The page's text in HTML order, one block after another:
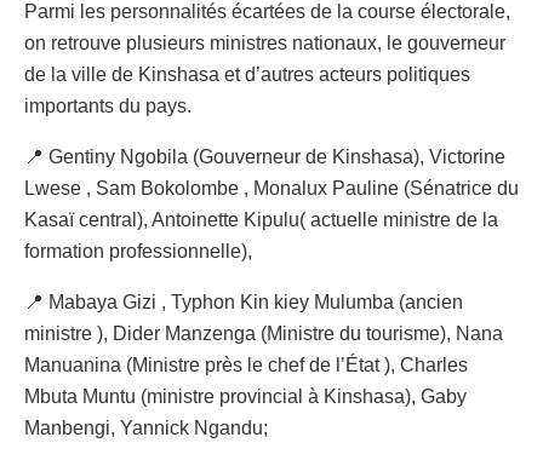
Parmi les personnalités écartées de la course électorale,
on retrouve plusieurs ministres nationaux, le gouverneur
de la ville de Kinshasa et d’autres acteurs politiques
importants du pays.
📍 Gentiny Ngobila (Gouverneur de Kinshasa), Victorine
Lwese , Sam Bokolombe , Monalux Pauline (Sénatrice du
Kasaï central), Antoinette Kipulu( actuelle ministre de la
formation professionnelle),
📍 Mabaya Gizi , Typhon Kin kiey Mulumba (ancien
ministre ), Dider Manzenga (Ministre du tourisme), Nana
Manuanina (Ministre près le chef de l’État ), Charles
Mbuta Muntu (ministre provincial à Kinshasa), Gaby
Manbengi, Yannick Ngandu;